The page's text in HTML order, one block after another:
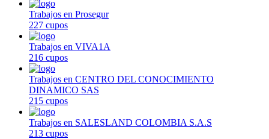
Trabajos en Prosegur
227 cupos
Trabajos en VIVA1A
216 cupos
Trabajos en CENTRO DEL CONOCIMIENTO
DINAMICO SAS
215 cupos
Trabajos en SALESLAND COLOMBIA S.A.S
213 cupos